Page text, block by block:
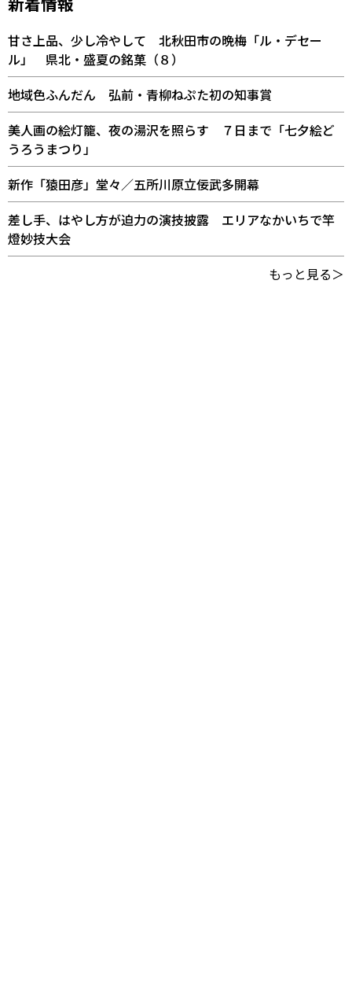
甘さ上品、少し冷やして 北秋田市の晩梅「ル・デセー
ル」 県北・盛夏の銘菓（８）
地域色ふんだん 弘前・青柳ねぷた初の知事賞
美人画の絵灯籠、夜の湯沢を照らす ７日まで「七夕絵ど
うろうまつり」
新作「猿田彦」堂々／五所川原立佞武多開幕
差し手、はやし方が迫力の演技披露 エリアなかいちで竿
燈妙技大会
もっと見る＞